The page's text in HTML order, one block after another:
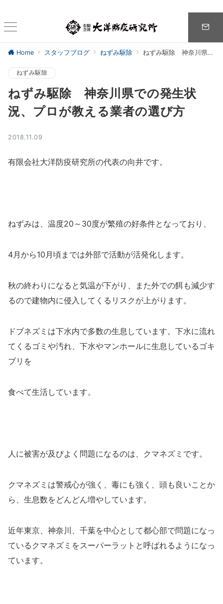
Home スタッフブログ ねずみ駆除 ねずみ駆除 神奈川県での発生状況、プロが教える業者の選び方
ねずみ駆除
ねずみ駆除 神奈川県での発生状
況、プロが教える業者の選び方
2018.11.09
有限会社大洋防疫研究所の代表の向井です。
ねずみは、温度20～30度が繁殖の好条件となっており、
4月から10月頃までは外部で活動が活発化します。
秋の終わりになると気温が下がり、また外での餌も減少す
るので建物内に侵入してくるリスクが上がります。
ドブネズミは下水内で多数の生息しています。下水に流れ
てくるゴミや汚れ、下水やマンホールに生息しているゴキ
ブリを
食べて生活しています。
人に被害が及びよく問題になるのは、クマネズミです。
クマネズミは警戒心が強く、毒にも強く、頭も良いことか
ら、生息数をどんどん増やしています。
近年東京、神奈川、千葉を中心として都心部で問題になっ
ているクマネズミをスーパーラットと呼ばれるようになっ
ています。